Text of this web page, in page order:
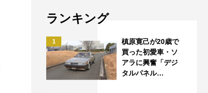
ランキング
1
槙原寛己が20歳で
買った初愛車・ソ
アラに興奮「デジ
タルパネル…